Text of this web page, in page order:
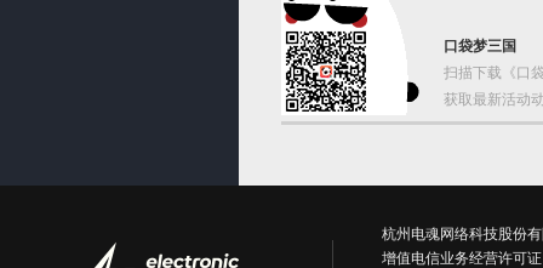
口袋梦三国
扫描下载《口
获取最新活动
杭州电魂网络科技股份有
增值电信业务经营许可